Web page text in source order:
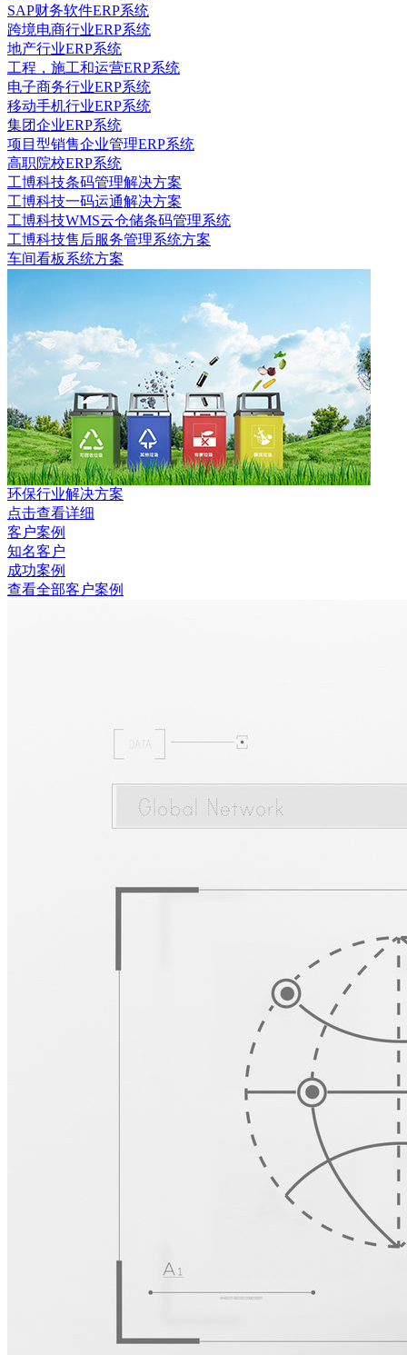
SAP财务软件ERP系统
跨境电商行业ERP系统
地产行业ERP系统
工程，施工和运营ERP系统
电子商务行业ERP系统
移动手机行业ERP系统
集团企业ERP系统
项目型销售企业管理ERP系统
高职院校ERP系统
工博科技条码管理解决方案
工博科技一码运通解决方案
工博科技WMS云仓储条码管理系统
工博科技售后服务管理系统方案
车间看板系统方案
环保行业解决方案
点击查看详细
客户案例
知名客户
成功案例
查看全部客户案例